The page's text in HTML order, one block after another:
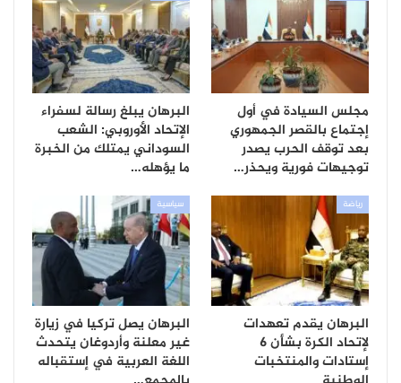
مجلس السيادة في أول
إجتماع بالقصر الجمهوري
بعد توقف الحرب يصدر
توجيهات فورية ويحذر…
البرهان يبلغ رسالة لسفراء
الإتحاد الأوروبي: الشعب
السوداني يمتلك من الخبرة
ما يؤهله…
رياضة
البرهان يقدم تعهدات
لإتحاد الكرة بشأن 6
إستادات والمنتخبات
سياسية
البرهان يصل تركيا في زيارة
غير معلنة وأردوغان يتحدث
اللغة العربية في إستقباله